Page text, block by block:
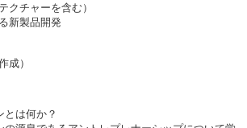
クチャーを含む）
新製品開発
成）
とは何か？